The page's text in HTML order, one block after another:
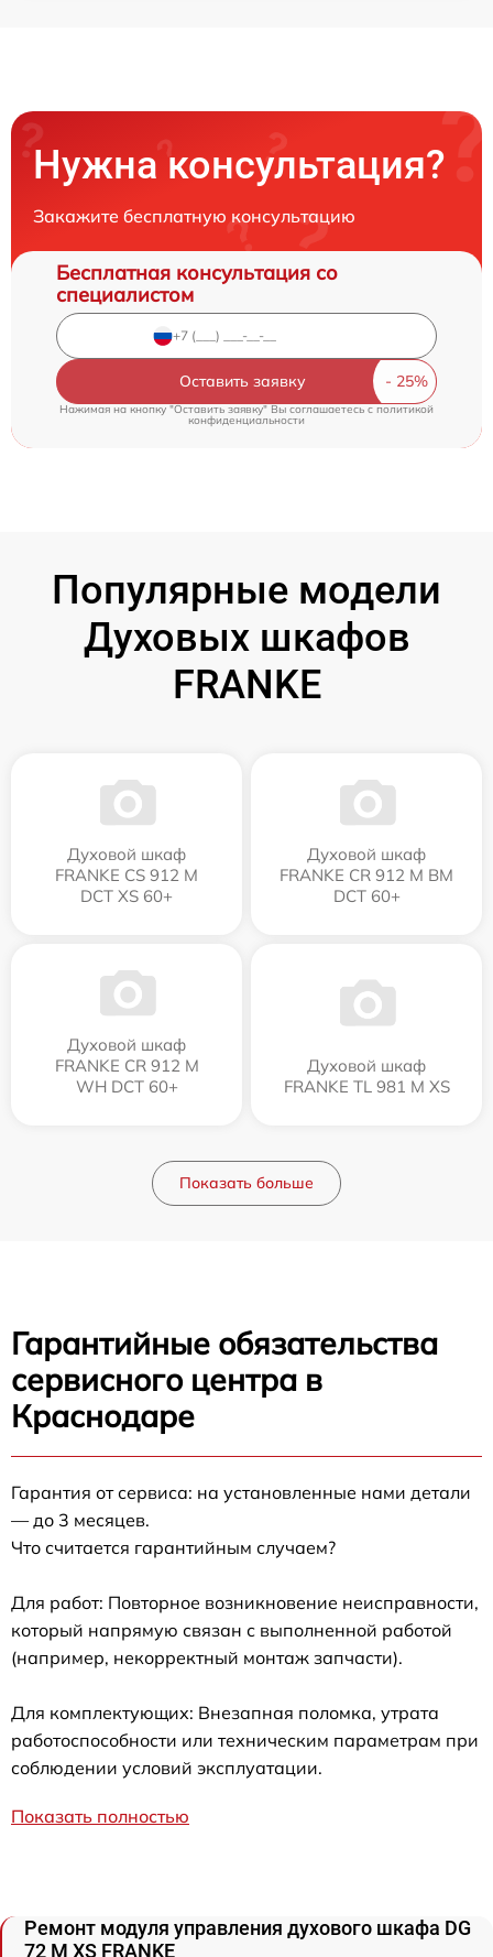
Нужна консультация?
Закажите бесплатную консультацию
Бесплатная консультация со
специалистом
Оставить заявку
Нажимая на кнопку "Оставить заявку" Вы соглашаетесь cполитикой
конфиденциальности
Популярные модели
Духовых шкафов
FRANKE
Духовой шкаф
FRANKE CS 912 M
DCT XS 60+
Духовой шкаф
FRANKE CR 912 M BM
DCT 60+
Духовой шкаф
FRANKE CR 912 M
WH DCT 60+
Духовой шкаф
FRANKE TL 981 M XS
Показать больше
Гарантийные обязательства
сервисного центра в
Краснодаре
Гарантия от сервиса: на установленные нами детали
— до 3 месяцев.
Что считается гарантийным случаем?
Для работ: Повторное возникновение неисправности,
который напрямую связан с выполненной работой
(например, некорректный монтаж запчасти).
Для комплектующих: Внезапная поломка, утрата
работоспособности или техническим параметрам при
соблюдении условий эксплуатации.
Показать полностью
Ремонт модуля управления духового шкафа DG
72 M XS FRANKE